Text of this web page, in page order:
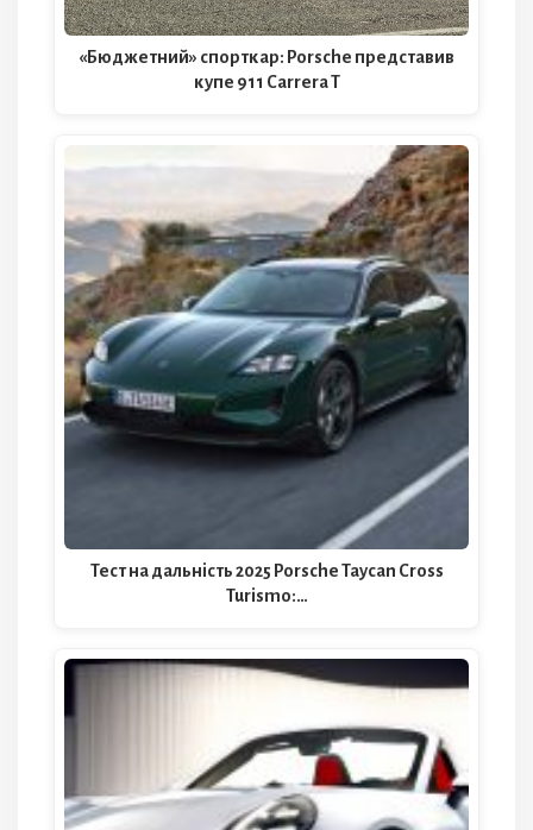
«Бюджетний» спорткар: Porsche представив
купе 911 Carrera T
Тест на дальність 2025 Porsche Taycan Cross
Turismo:…